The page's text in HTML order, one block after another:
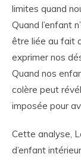
limites quand
Quand l’enfant
être liée au fait
exprimer nos
Quand nos
colère peut
imposée pour
Cette analyse,
d’enfant